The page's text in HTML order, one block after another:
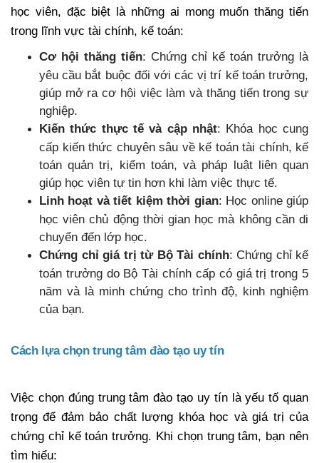
học viên, đặc biệt là những ai mong muốn thăng tiến
trong lĩnh vực tài chính, kế toán:
Cơ hội thăng tiến: Chứng chỉ kế toán trưởng là
yêu cầu bắt buộc đối với các vị trí kế toán trưởng,
giúp mở ra cơ hội việc làm và thăng tiến trong sự
nghiệp.
Kiến thức thực tế và cập nhật: Khóa học cung
cấp kiến thức chuyên sâu về kế toán tài chính, kế
toán quản trị, kiểm toán, và pháp luật liên quan
giúp học viên tự tin hơn khi làm việc thực tế.
Linh hoạt và tiết kiệm thời gian: Học online giúp
học viên chủ động thời gian học mà không cần di
chuyển đến lớp học.
Chứng chỉ giá trị từ Bộ Tài chính: Chứng chỉ kế
toán trưởng do Bộ Tài chính cấp có giá trị trong 5
năm và là minh chứng cho trình độ, kinh nghiệm
của bạn.
Cách lựa chọn trung tâm đào tạo uy tín
Việc chọn đúng trung tâm đào tạo uy tín là yếu tố quan
trọng để đảm bảo chất lượng khóa học và giá trị của
chứng chỉ kế toán trưởng. Khi chọn trung tâm, bạn nên
tìm hiểu: